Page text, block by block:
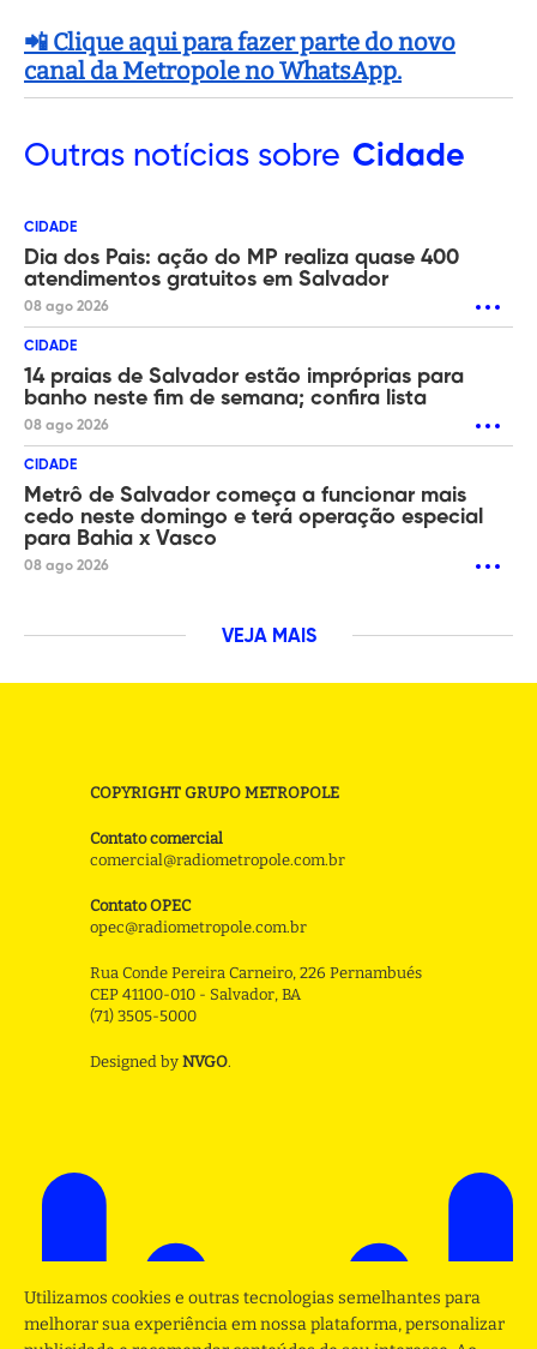
📲 Clique aqui para fazer parte do novo
canal da Metropole no WhatsApp.
Outras notícias sobre Cidade
CIDADE
Dia dos Pais: ação do MP realiza quase 400
atendimentos gratuitos em Salvador
08 ago 2026
CIDADE
14 praias de Salvador estão impróprias para
banho neste fim de semana; confira lista
08 ago 2026
CIDADE
Metrô de Salvador começa a funcionar mais
cedo neste domingo e terá operação especial
para Bahia x Vasco
08 ago 2026
VEJA MAIS
COPYRIGHT GRUPO METROPOLE
Contato comercial
comercial@radiometropole.com.br
Contato OPEC
opec@radiometropole.com.br
Rua Conde Pereira Carneiro, 226 Pernambués
CEP 41100-010 - Salvador, BA
(71) 3505-5000
Designed by NVGO.
Utilizamos cookies e outras tecnologias semelhantes para
melhorar sua experiência em nossa plataforma, personalizar